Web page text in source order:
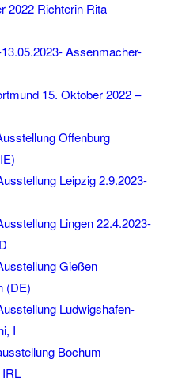
2022 Richterin Rita
Assenmacher-
15. Oktober 2022 –
Offenburg
Leipzig 2.9.2023-
Lingen 22.4.2023-
Gießen
(DE)
Ludwigshafen-
I
Bochum